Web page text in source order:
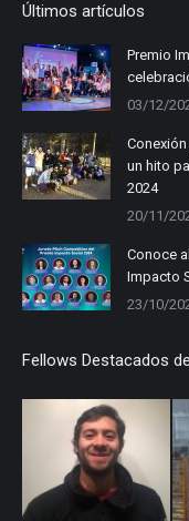
opens
in
new
window
opens
in
new
window
opens
in
new
window
Últimos artículos
Premio
03/12/
un hito
2024
20/11/
Conoce
Impacto
23/10/
Fellows Destacados